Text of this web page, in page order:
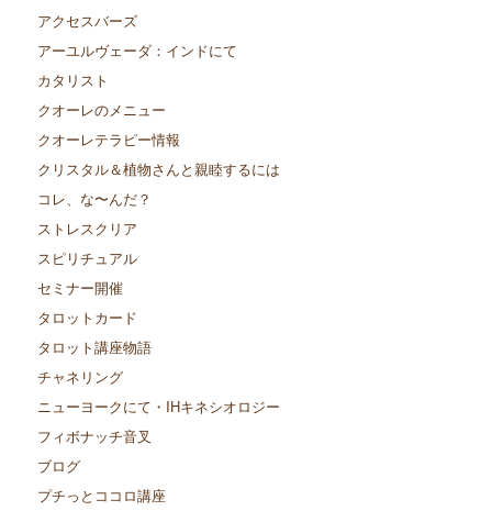
アクセスバーズ
アーユルヴェーダ：インドにて
カタリスト
クオーレのメニュー
クオーレテラピー情報
クリスタル＆植物さんと親睦するには
コレ、な〜んだ？
ストレスクリア
スピリチュアル
セミナー開催
タロットカード
タロット講座物語
チャネリング
ニューヨークにて・IHキネシオロジー
フィボナッチ音叉
ブログ
プチっとココロ講座